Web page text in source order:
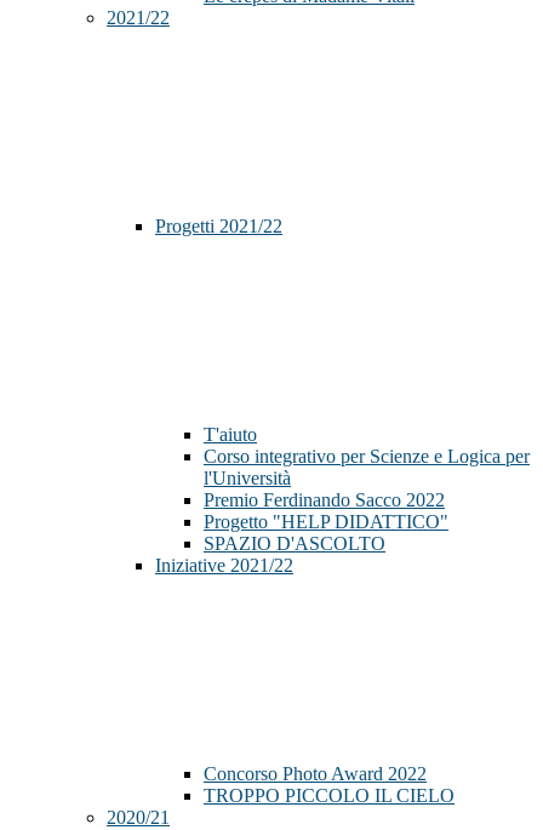
2021/22
Progetti 2021/22
T'aiuto
Corso integrativo per Scienze e Logica per
l'Università
Premio Ferdinando Sacco 2022
Progetto "HELP DIDATTICO"
SPAZIO D'ASCOLTO
Iniziative 2021/22
Concorso Photo Award 2022
TROPPO PICCOLO IL CIELO
2020/21